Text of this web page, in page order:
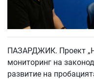
ПАЗАРДЖИК. Проект
мониторинг на
развитие на